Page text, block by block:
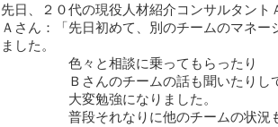
先日、２０代の現役人材紹介コンサルタント
Ａさん：「先日初めて、別のチームのマネ
ました。
色々と相談に乗ってもらったり
Ｂさんのチームの話も聞いたりし
大変勉強になりました。
普段それなりに他のチームの状況も